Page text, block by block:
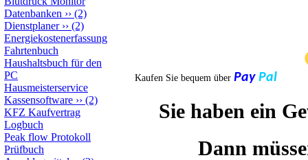
Datenbanken ›› (2)
Dienstplaner›› (2)
Energiekostenerfassung
Fahrtenbuch
Haushaltsbuch für den
PC
Hausmeisterservice
Kassensoftware ›› (2)
KFZ Kaufvertrag
Logbuch
Peak flow Protokoll
Prüfbuch
Kaufen Sie bequem über Pay Pal
Sie haben ein
Dann